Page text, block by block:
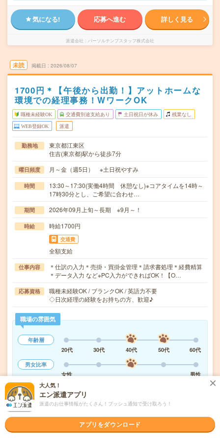
気になる! 応募へ進む 詳しく見る
派遣会社 パーソルテンプスタッフ株式会社
未読 掲載日 2026/08/07
1700円＊【午後から出勤！】アットホームな
環境での経理事務！WワークOK
職種未経験OK 交通費別途支給あり 土日祝日が休み 残業なし
WEB登録OK 派遣
勤務地
東京都江東区
住吉(東京都)駅から徒歩7分
曜日頻度 月～金（週5日） ※土日祝やすみ
時間
13:30～17:30(実働4時間 休憩なし)※コアタイムを14時～
17時30分とし、ご希望に合わせ…
期間 2026年09月上旬～長期 ※9月～！
時給 時給1700円
交通費
全額支給
仕事内容
＊仕訳の入力＊売掛・買掛金管理＊請求書処理＊経費精算
＊データ入力 など※PC入力ができればOK！【O…
応募資格
職種未経験OK / ブランクOK / 英語力不要
◇日次経理の経験をお持ちの方、歓迎♪
職場の雰囲気
年齢層
20代
30代 40代 50代
60代
男女比率
女性
男性
応募へ進む
大人気！
エン派遣アプリ
派遣のお仕事情報がたくさん！プッシュ通知で受け取ろう！
アプリをダウンロード